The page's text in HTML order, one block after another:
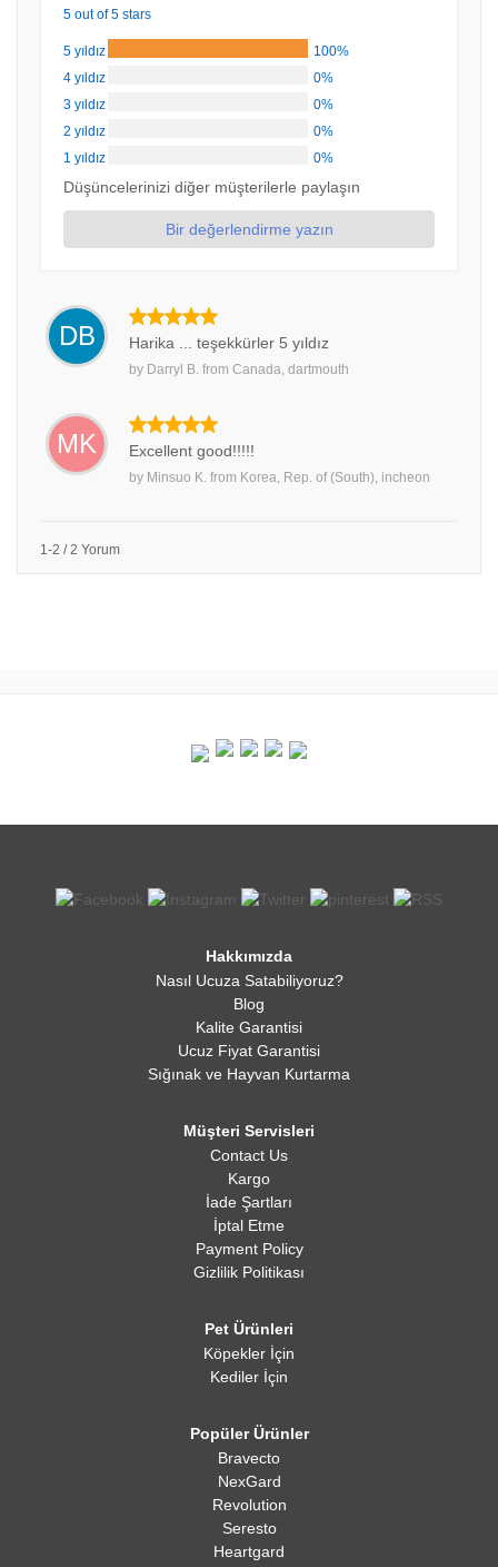
5 out of 5 stars
5 yıldız
100%
4 yıldız
0%
3 yıldız
0%
2 yıldız
0%
1 yıldız
0%
Düşüncelerinizi diğer müşterilerle paylaşın
Bir değerlendirme yazın
DB Harika ... teşekkürler 5 yıldız
by Darryl B. from Canada, dartmouth
MK Excellent good!!!!!
by Minsuo K. from Korea, Rep. of (South), incheon
1-2 / 2 Yorum
Hakkımızda
Nasıl Ucuza Satabiliyoruz?
Blog
Kalite Garantisi
Ucuz Fiyat Garantisi
Sığınak ve Hayvan Kurtarma
Müşteri Servisleri
Contact Us
Kargo
İade Şartları
İptal Etme
Payment Policy
Gizlilik Politikası
Pet Ürünleri
Köpekler İçin
Kediler İçin
Popüler Ürünler
Bravecto
NexGard
Revolution
Seresto
Heartgard